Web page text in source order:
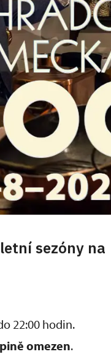
sezóny na
22:00 hodin.
omezen.